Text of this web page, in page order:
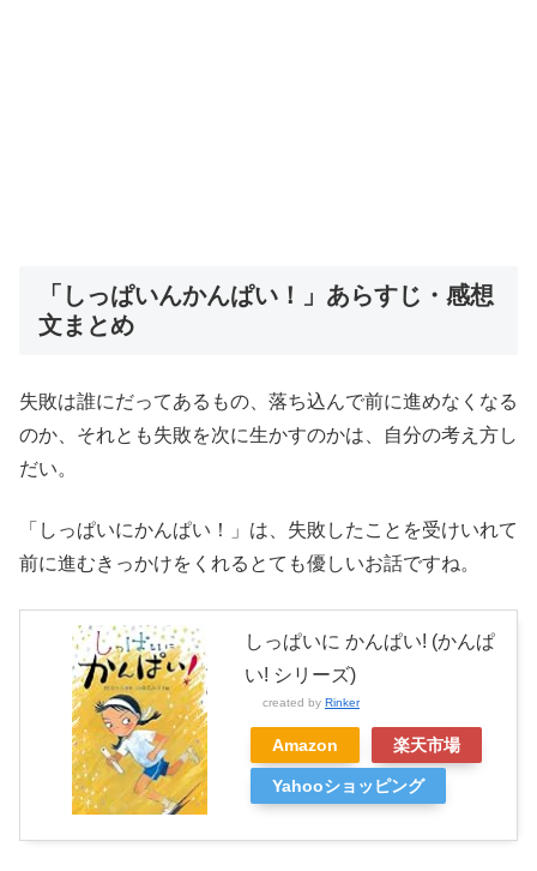
「しっぱいんかんぱい！」あらすじ・感想
文まとめ
失敗は誰にだってあるもの、落ち込んで前に進めなくなる
のか、それとも失敗を次に生かすのかは、自分の考え方し
だい。
「しっぱいにかんぱい！」は、失敗したことを受けいれて
前に進むきっかけをくれるとても優しいお話ですね。
しっぱいに かんぱい! (かんぱ
い! シリーズ)
created by Rinker
Amazon 楽天市場
Yahooショッピング